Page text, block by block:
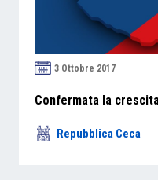
3 Ottobre 2017
Confermata la
Repubblica Ceca